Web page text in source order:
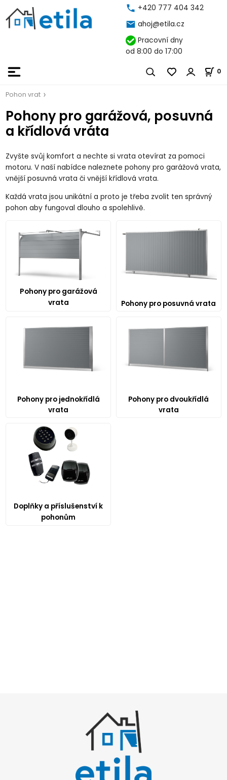
+420 777 404 342
ahoj@etila.cz
Pracovní dny
od 8:00 do 17:00
0
Pohon vrat
Pohony pro garážová, posuvná
a křídlová vráta
Zvyšte svůj komfort a nechte si vrata otevírat za pomoci
motoru. V naší nabídce naleznete pohony pro garážová vrata,
vnější posuvná vrata či vnější křídlová vrata.
Každá vrata jsou unikátní a proto je třeba zvolit ten správný
pohon aby fungoval dlouho a spolehlivě.
Pohony pro garážová
vrata
Pohony pro posuvná vrata
Pohony pro jednokřídlá
vrata
Pohony pro dvoukřídlá
vrata
Doplňky a příslušenství k
pohonům